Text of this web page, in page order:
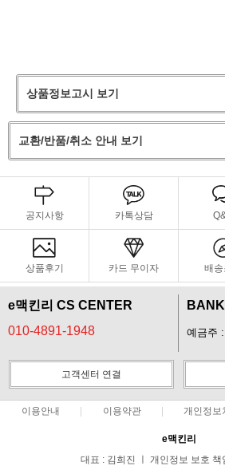
상품정보고시 보기
교환/반품/취소 안내 보기
공지사항 카톡상담
상품후기 카드 무이자 배송
e맥킨리 CS CENTER
010-4891-1948
예금주
고객센터 연결
이용안내 이용약관 개인정보
e맥킨리
대표 : 김희진 ㅣ 개인정보 보호 책